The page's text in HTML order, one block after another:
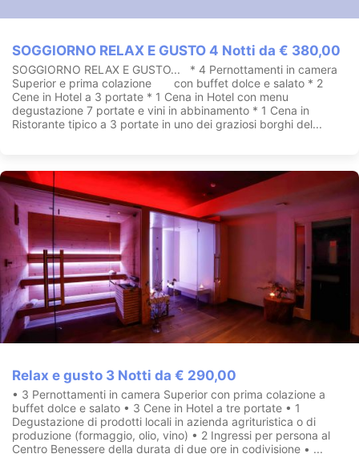
SOGGIORNO RELAX E GUSTO 4 Notti da € 380,00
SOGGIORNO RELAX E GUSTO... * 4 Pernottamenti in camera
Superior e prima colazione con buffet dolce e salato * 2
Cene in Hotel a 3 portate * 1 Cena in Hotel con menu
degustazione 7 portate e vini in abbinamento * 1 Cena in
Ristorante tipico a 3 portate in uno dei graziosi borghi del...
Relax e gusto 3 Notti da € 290,00
• 3 Pernottamenti in camera Superior con prima colazione a
buffet dolce e salato • 3 Cene in Hotel a tre portate • 1
Degustazione di prodotti locali in azienda agrituristica o di
produzione (formaggio, olio, vino) • 2 Ingressi per persona al
Centro Benessere della durata di due ore in codivisione • ...